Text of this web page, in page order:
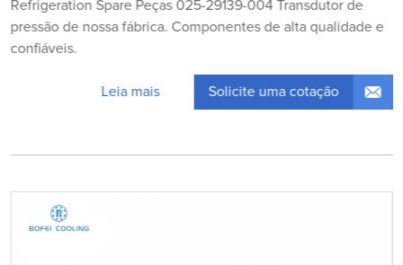
Refrigeration Spare Peças 025-29139-004 Transdutor de
pressão de nossa fábrica. Componentes de alta qualidade e
confiáveis.
Leia mais Solicite uma cotação